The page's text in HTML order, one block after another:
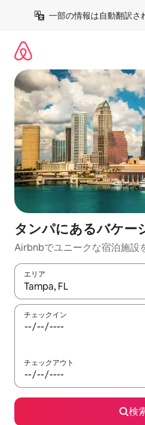
一部の情報は自動翻訳さ
タンパにあるバケー
Airbnbでユニークな宿泊施設
エリア
検索結果が表示されたら、上
チェックイン
チェックアウト
検